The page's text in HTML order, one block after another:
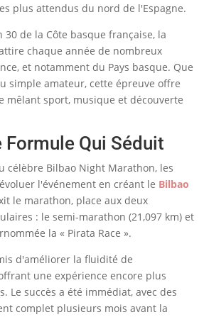
plus attendus du nord de l'Espagne.
30 de la Côte basque française, la
chaque année de nombreux
et notamment du Pays basque. Que
simple amateur, cette épreuve offre
mêlant sport, musique et découverte
Formule Qui Séduit
célèbre Bilbao Night Marathon, les
l'événement en créant le Bilbao
le marathon, place aux deux
: le semi-marathon (21,097 km) et
la « Pirata Race ».
d'améliorer la fluidité de
une expérience encore plus
Le succès a été immédiat, avec des
complet plusieurs mois avant la